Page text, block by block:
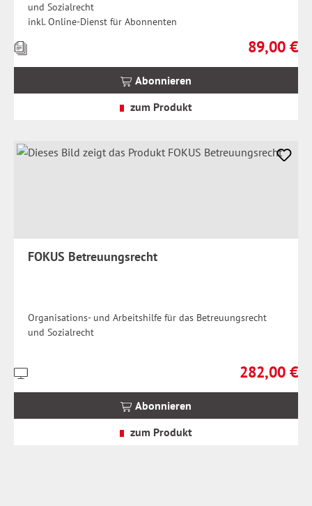
und Sozialrecht
inkl. Online-Dienst für Abonnenten
Regulärer
89,00 €
Preise
inkl.
Abonnieren
zum Produkt
FOKUS Betreuungsrecht
Organisations- und Arbeitshilfe für das Betreuungsrecht
und Sozialrecht
Regulärer
282,00 €
Preise
Abonnieren
zum Produkt